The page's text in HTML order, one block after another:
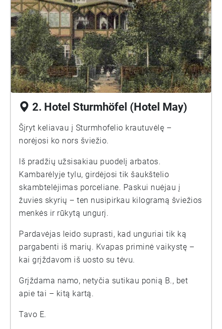
2. Hotel Sturmhöfel (Hotel May)
Šįryt keliavau į Sturmhofelio krautuvėlę –
norėjosi ko nors šviežio.
Iš pradžių užsisakiau puodelį arbatos.
Kambarėlyje tylu, girdėjosi tik šaukštelio
skambtelėjimas porceliane. Paskui nuėjau į
žuvies skyrių – ten nusipirkau kilogramą šviežios
menkės ir rūkytą ungurį.
Pardavėjas leido suprasti, kad unguriai tik ką
pargabenti iš marių. Kvapas priminė vaikystę –
kai grįždavom iš uosto su tėvu.
Grįždama namo, netyčia sutikau ponią B., bet
apie tai – kitą kartą.
Tavo E.